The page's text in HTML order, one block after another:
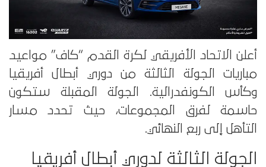
أعلن الاتحاد الأفريقي لكرة القدم “كاف” مواعيد
مباريات الجولة الثالثة من دوري أبطال أفريقيا
وكأس الكونفدرالية. الجولة المقبلة ستكون
حاسمة لفرق المجموعات، حيث تحدد مسار
التأهل إلى ربع النهائي.
الجولة الثالثة لدوري أبطال أفريقيا